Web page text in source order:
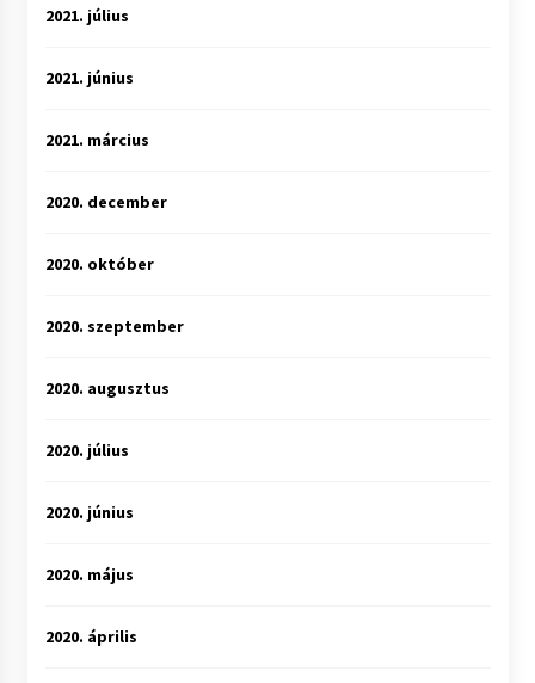
2021. július
2021. június
2021. március
2020. december
2020. október
2020. szeptember
2020. augusztus
2020. július
2020. június
2020. május
2020. április